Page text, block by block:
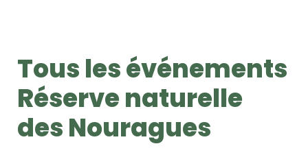
Tous les événements
Réserve naturelle
des Nouragues